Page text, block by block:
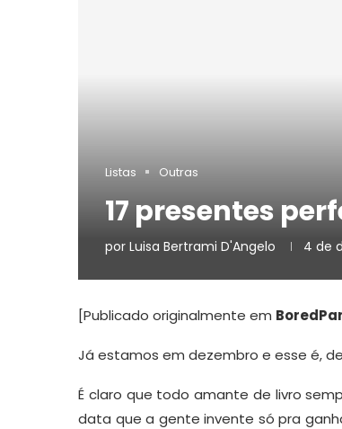
Listas Outras
17 presentes
por Luisa Bertrami D'Angelo 4 de
[Publicado originalmente em
Já estamos em dezembro e esse é,
É claro que todo amante de livro
data que a gente invente só pra